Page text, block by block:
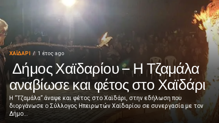
ΧΑΪΔΑΡΙ 1 έτος ago
Δήμος Χαϊδαρίου – Η Τζαμάλα
αναβίωσε και φέτος στο Χαϊδάρι
Η “Τζαμάλα” άναψε και φέτος στο Χαϊδάρι, στην εδήλωση που
διοργάνωσε ο Σύλλογος Ηπειρωτών Χαϊδαρίου σε συνεργασία με τον
Δήμο...